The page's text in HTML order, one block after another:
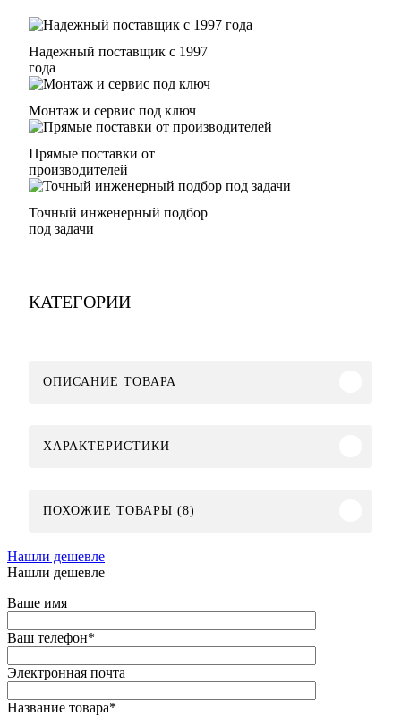
Надежный поставщик с 1997
года
Монтаж и сервис под ключ
Прямые поставки от
производителей
Точный инженерный подбор
под задачи
КАТЕГОРИИ
ОПИСАНИЕ ТОВАРА
ХАРАКТЕРИСТИКИ
ПОХОЖИЕ ТОВАРЫ (8)
Нашли дешевле
Нашли дешевле
Ваше имя
Ваш телефон*
Электронная почта
Название товара*